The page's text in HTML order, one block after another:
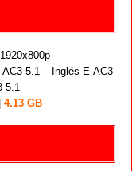
5.1 – Inglés E-AC3
5.1
4.13 GB